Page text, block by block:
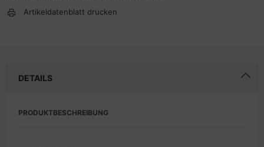
Artikeldatenblatt drucken
DETAILS
PRODUKTBESCHREIBUNG